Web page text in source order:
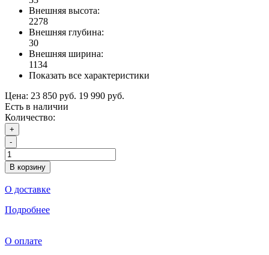
Внешняя высота:
2278
Внешняя глубина:
30
Внешняя ширина:
1134
Показать все характеристики
Цена: 23 850 руб. 19 990 руб.
Есть в наличии
Количество:
+
-
В корзину
О доставке
Подробнее
О оплате